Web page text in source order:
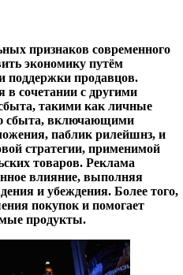
признаков современного
экономику путём
поддержки продавцов.
в сочетании с другими
такими как личные
сбыта, включающими
паблик рилейшнз, и
стратегии, применимой
товаров. Реклама
влияние, выполняя
и убеждения. Более того,
покупок и помогает
продукты.